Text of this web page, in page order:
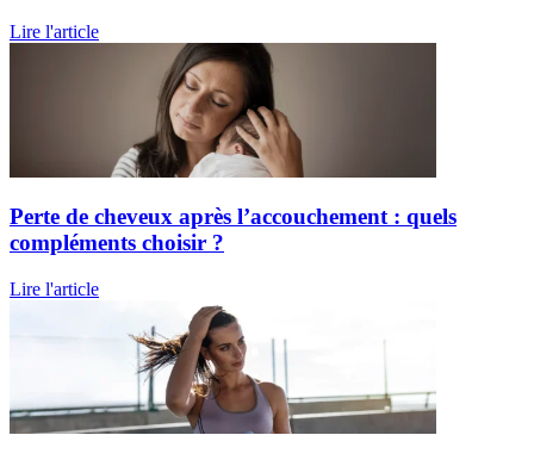
Lire l'article
Perte de cheveux après l’accouchement : quels
compléments choisir ?
Lire l'article